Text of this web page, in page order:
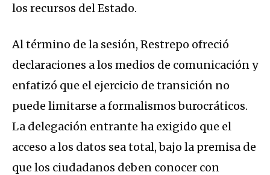
los recursos del Estado.
Al término de la sesión, Restrepo ofreció
declaraciones a los medios de comunicación y
enfatizó que el ejercicio de transición no
puede limitarse a formalismos burocráticos.
La delegación entrante ha exigido que el
acceso a los datos sea total, bajo la premisa de
que los ciudadanos deben conocer con